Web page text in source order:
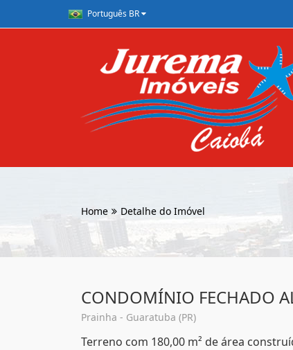
Português BR
Home Detalhe do Imóvel
CONDOMÍNIO FECHADO
Prainha - Guaratuba (PR)
Terreno com 180,00 m² de área